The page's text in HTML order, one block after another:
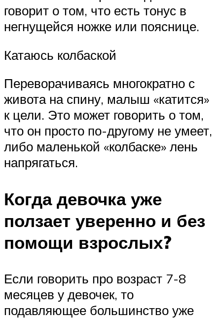
говорит о том, что есть тонус в
негнущейся ножке или пояснице.
Катаюсь колбаской
Переворачиваясь многократно с
живота на спину, малыш «катится»
к цели. Это может говорить о том,
что он просто по-другому не умеет,
либо маленькой «колбаске» лень
напрягаться.
Когда девочка уже
ползает уверенно и без
помощи взрослых?
Если говорить про возраст 7-8
месяцев у девочек, то
подавляющее большинство уже